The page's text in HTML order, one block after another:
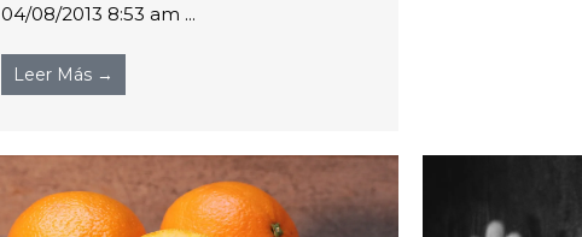
04/08/2013 8:53 am ...
Leer Más →